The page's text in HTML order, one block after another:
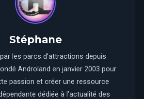
Stéphane
les parcs d’attractions depuis
Androland en janvier 2003 pour
passion et créer une ressource
dédiée à l’actualité des